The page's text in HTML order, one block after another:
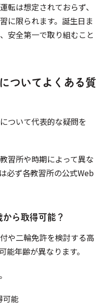
転は想定されておらず、
に限られます。誕生日ま
安全第一で取り組むこと
ついてよくある質
ついて代表的な疑問を
習所や時期によって異な
必ず各教習所の公式Web
ら取得可能？
や二輪免許を検討する高
能年齢が異なります。
可能